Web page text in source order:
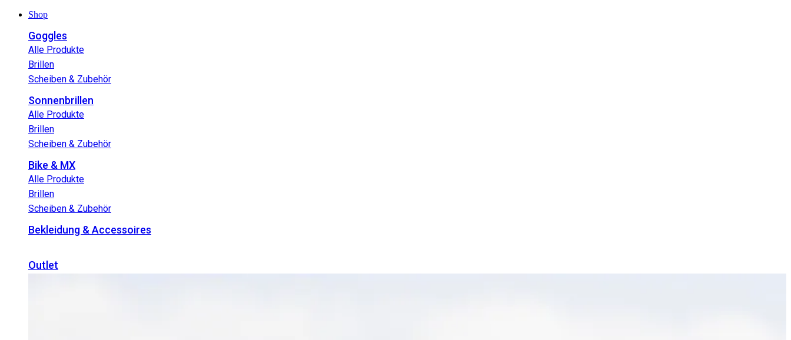
Shop
Goggles
Alle Produkte
Brillen
Scheiben & Zubehör
Sonnenbrillen
Alle Produkte
Brillen
Scheiben & Zubehör
Bike & MX
Alle Produkte
Brillen
Scheiben & Zubehör
Bekleidung & Accessoires
Outlet